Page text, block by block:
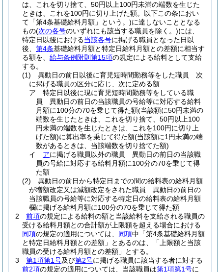
は、これを切り捨て、50円以上100円未満の端数を生じた
ときは、これを100円に切り上げた額。以下この条におい
て「第4条基礎給料月額」という。)に達しないこととなる
もの(次の各号のいずれにも該当する職員を除く。)には、
特定日以後における当該各号に掲げる職員となった日以
後、 第4条基礎給料月額と特定日給料月額との差額に相当す
る額を、 給与条例附則第15項の規定による給料として支給
する。
(1)
異動日の前日以後に育児短時間勤務等をした職員 次
に掲げる職員の区分に応じ、次に定める額
ア
特定日以後に現に育児短時間勤務等をしている職
員 異動日の前日の当該職員の号給等に対応する給料
月額に100分の70を乗じて得た額(当該額に50円未満の
端数を生じたときは、これを切り捨て、50円以上100
円未満の端数を生じたときは、これを100円に切り上
げた額)に算出率を乗じて得た額(当該額に1円未満の端
数があるときは、当該端数を切り捨てた額)
イ
アに掲げる職員以外の職員 異動日の前日の当該職
員の号給に対応する給料月額に100分の70を乗じて得
た額
(2)
異動日の前日から特定日までの間の給料表の給料月額
が増額改定又は減額改定をされた職員 異動日の前日の
当該職員の号給等に対応する特定日の給料表の給料月額
欄に掲げる給料月額に100分の70を乗じて得た額
2
前項の規定による給料の額と当該給料を支給される職員の
受ける給料月額との合計額が上限額を超える場合における
同項の規定の適用については、 同項中「第4条基礎給料月額
と特定日給料月額との差額」とあるのは、「上限額と当該
職員の受ける給料月額との差額」とする。
3
第1項第1号及び第2号に掲げる職員に該当する者に対する
前2項の規定の適用については、当該職員は第1項第1号に